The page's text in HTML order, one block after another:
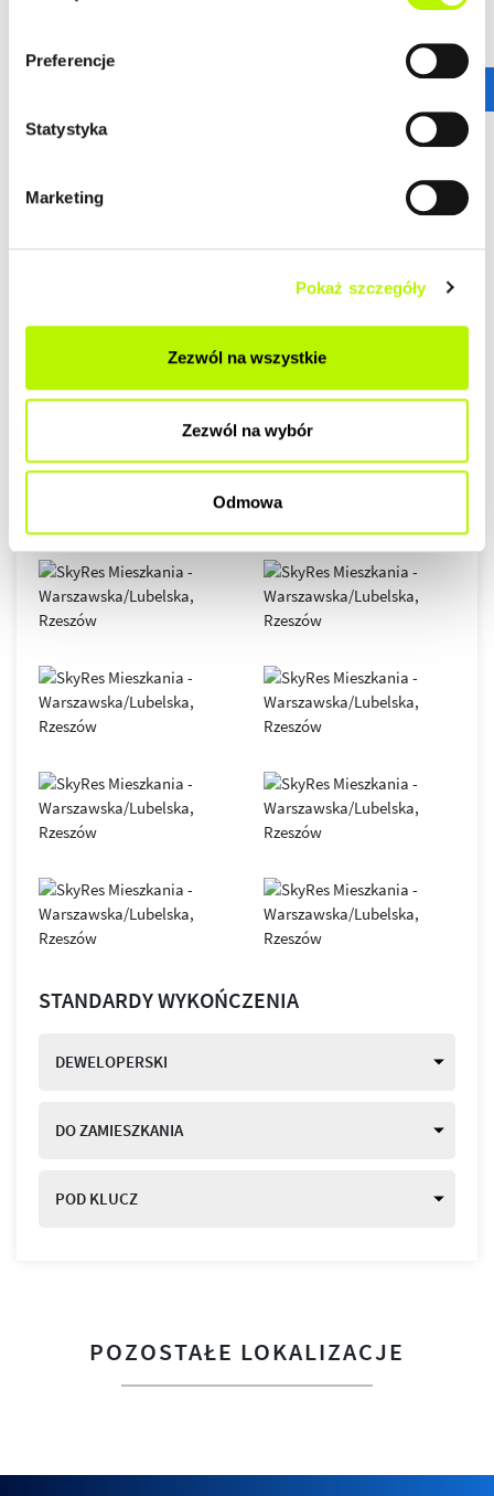
Preferencje
Statystyka
Marketing
Pokaż szczegóły
Zezwól na wszystkie
Zezwól na wybór
Odmowa
STANDARDY WYKOŃCZENIA
DEWELOPERSKI
DO ZAMIESZKANIA
POD KLUCZ
POZOSTAŁE LOKALIZACJE